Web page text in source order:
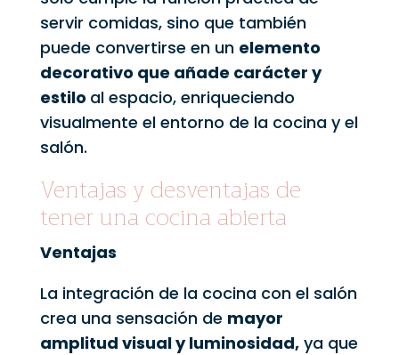
servir comidas, sino que también
puede convertirse en un elemento
decorativo que añade carácter y
estilo al espacio, enriqueciendo
visualmente el entorno de la cocina y el
salón.
Ventajas y desventajas de
tener una cocina abierta
Ventajas
La integración de la cocina con el salón
crea una sensación de mayor
amplitud visual y luminosidad,ya que